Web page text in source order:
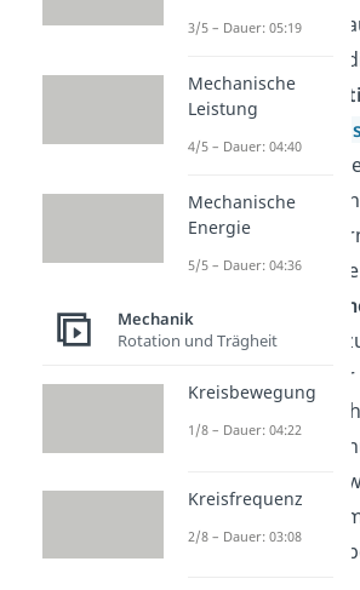
genannt. Was
bedeutet und wie
erläutert. Nach
außen schwingt ein
Oszillator
Ruhelage.
mechanische
Schwingung
sind
Federpendel
,
genauer definiert
Rückstellkraft
Oszillator ist
3/5 – Dauer: 05:19
Mechanische
Leistung
4/5 – Dauer: 04:40
Mechanische
Energie
5/5 – Dauer: 04:36
Mechanik
Rotation und Trägheit
Kreisbewegung
1/8 – Dauer: 04:22
Kreisfrequenz
2/8 – Dauer: 03:08